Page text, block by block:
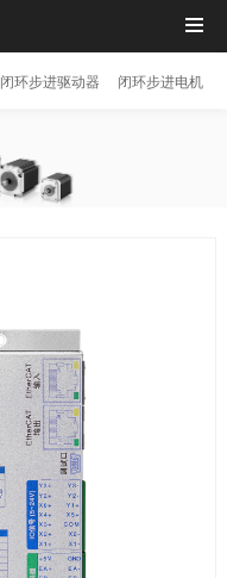
闭环步进驱动器 闭环步进电机